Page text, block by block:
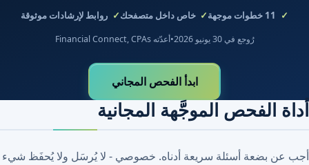
11 خطوات موجهة خاص داخل متصفحك روابط لإرشادات موثوقة
رُوجع في 30 يونيو 2026 •أعدّته Financial Connect, CPAs
ابدأ الفحص المجاني
أداة الفحص الموجَّهة المجانية
أجب عن بضعة أسئلة سريعة أدناه. خصوصي - لا يُرسَل ولا يُحفَظ شيء